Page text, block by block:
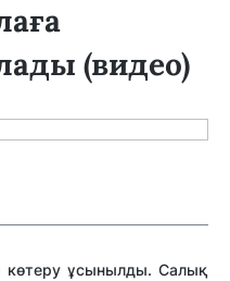
(видео)
көтеру ұсынылды. Салық